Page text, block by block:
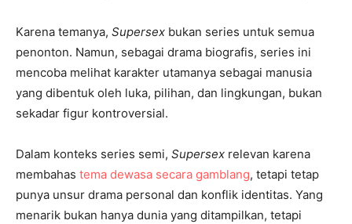
Karena temanya, Supersex bukan series untuk semua
penonton. Namun, sebagai drama biografis, series ini
mencoba melihat karakter utamanya sebagai manusia
yang dibentuk oleh luka, pilihan, dan lingkungan, bukan
sekadar figur kontroversial.
Dalam konteks series semi, Supersex relevan karena
membahas tema dewasa secara gamblang, tetapi tetap
punya unsur drama personal dan konflik identitas. Yang
menarik bukan hanya dunia yang ditampilkan, tetapi